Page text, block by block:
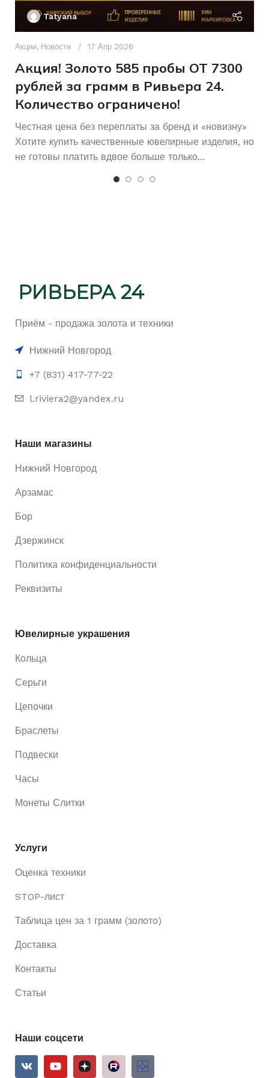
КОЛИЧЕСТВО КАМНЕЙ
РАЗМЕР КОЛЬЦА
ДЛЯ КОГО
Tatyana
Акции, Новости 17 Апр 2026
Акция! Золото 585 пробы ОТ 7300
рублей за грамм в Ривьера 24.
Количество ограничено!
Честная цена без переплаты за бренд и «новизну»
Хотите купить качественные ювелирные изделия, но
не готовы платить вдвое больше только...
Приём - продажа золота и техники
Нижний Новгород
+7 (831) 417-77-22
l.riviera2@yandex.ru
Наши магазины
Нижний Новгород
Арзамас
Бор
Дзержинск
Политика конфиденциальности
Реквизиты
Ювелирные украшения
Кольца
Серьги
Цепочки
Браслеты
Подвески
Часы
Монеты Слитки
Услуги
Оценка техники
STOP-лист
Таблица цен за 1 грамм (золото)
Доставка
Контакты
Статьи
Наши соцсети